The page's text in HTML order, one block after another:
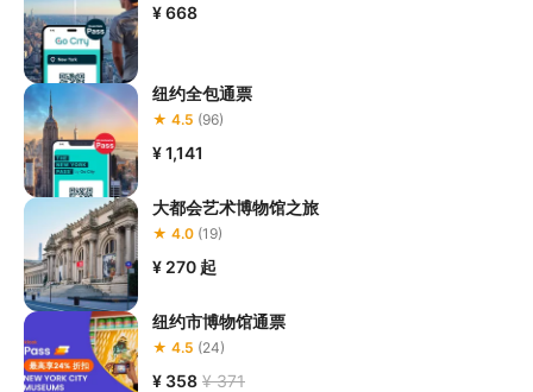
¥ 668
纽约全包通票
★ 4.5 (96)
¥ 1,141
大都会艺术博物馆之旅
★ 4.0 (19)
¥ 270 起
纽约市博物馆通票
★ 4.5 (24)
¥ 358 ¥ 371